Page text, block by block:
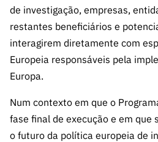
de investigação, empresas,
restantes beneficiários e
interagirem diretamente com
Europeia responsáveis pela
Europa.
Num contexto em que o
fase final de execução e em que
o futuro da política europeia de